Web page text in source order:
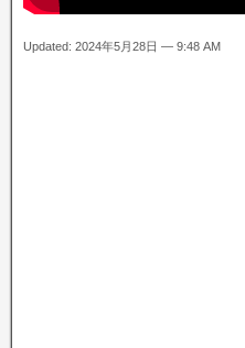
Updated: 2024年5月28日 — 9:48 AM